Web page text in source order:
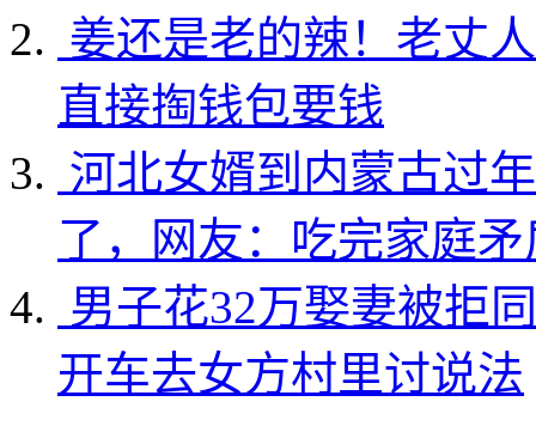
姜还是老的辣！老丈
直接掏钱包要钱
河北女婿到内蒙古过
了，网友：吃完家庭
男子花32万娶妻被拒
开车去女方村里讨说法